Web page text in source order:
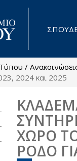
/
2024 και 2025
ΧΩΡΟ
ΡΟΔΟ